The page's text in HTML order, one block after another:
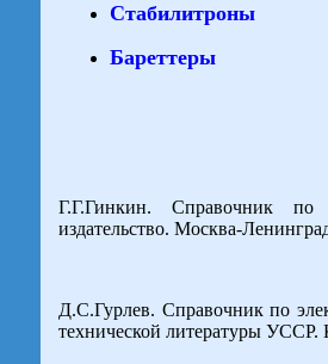
Стабилитроны
Бареттеры
Г.Г.Гинкин. Справочник по
издательство. Москва-
Д.С.Гурлев. Справочник по
технической литературы УССР.